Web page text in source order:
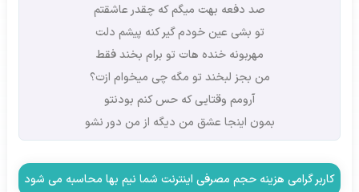
صد دفعه بهت میگم که چقدر عاشقتم
تو بشی عین خودم گیر کنه پیشم دلت
مهربونه خنده هات تو برام بخند فقط
من بجز لبخند تو مگه چی میخوام ازت؟
آرومم وقتایی که حس کنم بودنتو
بمون اینجا عشق من دیگه از من دور نشو
کاربر گرامی هزینه حجم مصرفی اینترنت شما نیم بها محاسبه می شود